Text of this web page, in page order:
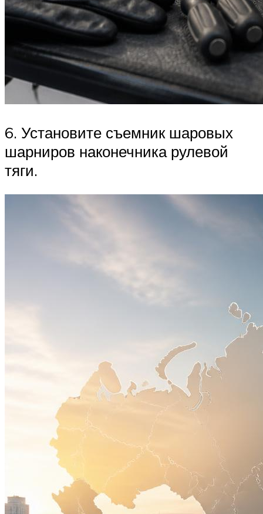
6. Установите съемник шаровых
шарни­ров наконечника рулевой
тяги.